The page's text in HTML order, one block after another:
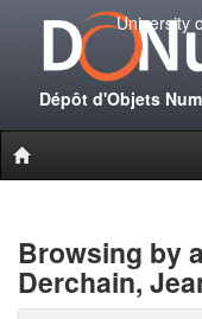
Dépôt d'Objets
University
Browsing by
Derchain,